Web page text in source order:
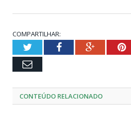
COMPARTILHAR:
TwitterFacebookGoogle+
Email
CONTEÚDO RELACIONADO